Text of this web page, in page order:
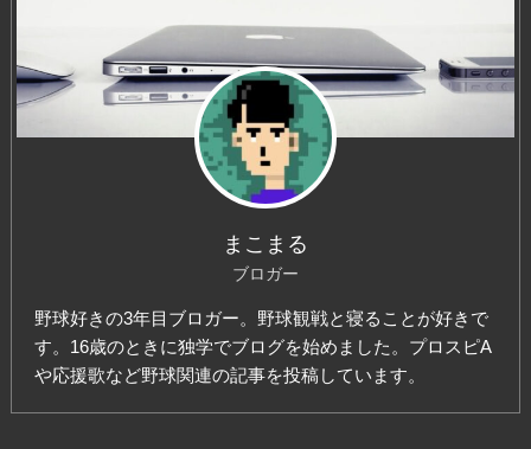
まこまる
ブロガー
野球好きの3年目ブロガー。野球観戦と寝ることが好きで
す。16歳のときに独学でブログを始めました。プロスピA
や応援歌など野球関連の記事を投稿しています。